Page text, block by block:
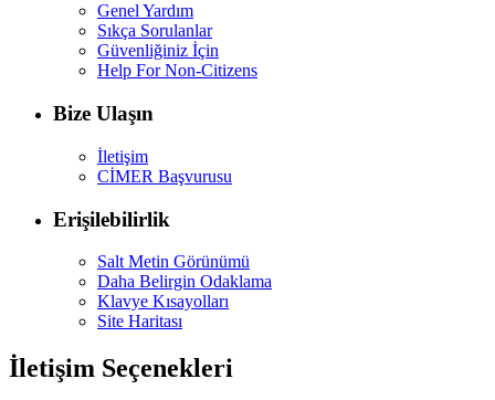
Genel Yardım
Sıkça Sorulanlar
Güvenliğiniz İçin
Help For Non-Citizens
Bize Ulaşın
İletişim
CİMER Başvurusu
Erişilebilirlik
Salt Metin Görünümü
Daha Belirgin Odaklama
Klavye Kısayolları
Site Haritası
İletişim Seçenekleri